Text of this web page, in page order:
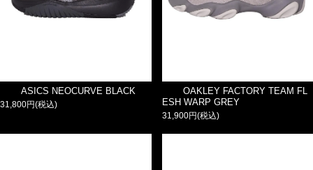
ASICS NEOCURVE BLACK
31,800円(税込)
OAKLEY FACTORY TEAM FL
ESH WARP GREY
31,900円(税込)